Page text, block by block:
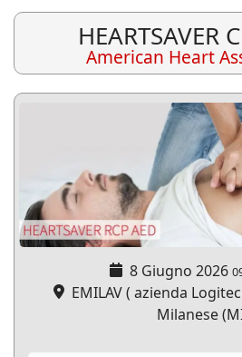
HEARTSAVER
American Heart
8 Giugno 2026
EMILAV ( azienda
Milanese